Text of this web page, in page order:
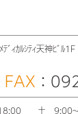
ﾞｨｶﾙｼﾃｨ天神ﾋﾞﾙ1F
FAX ：
土